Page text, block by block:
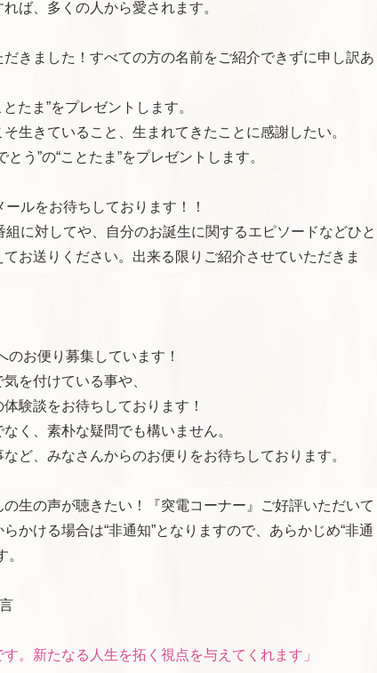
ば、多くの人から愛されます。
きました！すべての方の名前をご紹介できずに申し訳あ
たま”をプレゼントします。
生きていること、生まれてきたことに感謝したい。
う”の“ことたま”をプレゼントします。
ルをお待ちしております！！
組に対してや、自分のお誕生に関するエピソードなどひと
お送りください。出来る限りご紹介させていただきま
のお便り募集しています！
を付けている事や、
験談をお待ちしております！
く、素朴な疑問でも構いません。
ど、みなさんからのお便りをお待ちしております。
生の声が聴きたい！『突電コーナー』ご好評いただいて
かける場合は“非通知”となりますので、あらかじめ“非通
す。新たなる人生を拓く視点を与えてくれます」